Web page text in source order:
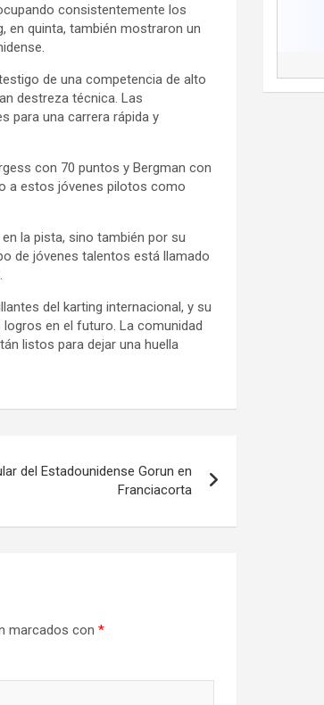
consistentemente los
en quinta, también mostraron un
de una competencia de alto
destreza técnica. Las
para una carrera rápida y
con 70 puntos y Bergman con
a estos jóvenes pilotos como
la pista, sino también por su
de jóvenes talentos está llamado
del karting internacional, y su
en el futuro. La comunidad
listos para dejar una huella
del Estadounidense Gorun en
Franciacorta
marcados con *